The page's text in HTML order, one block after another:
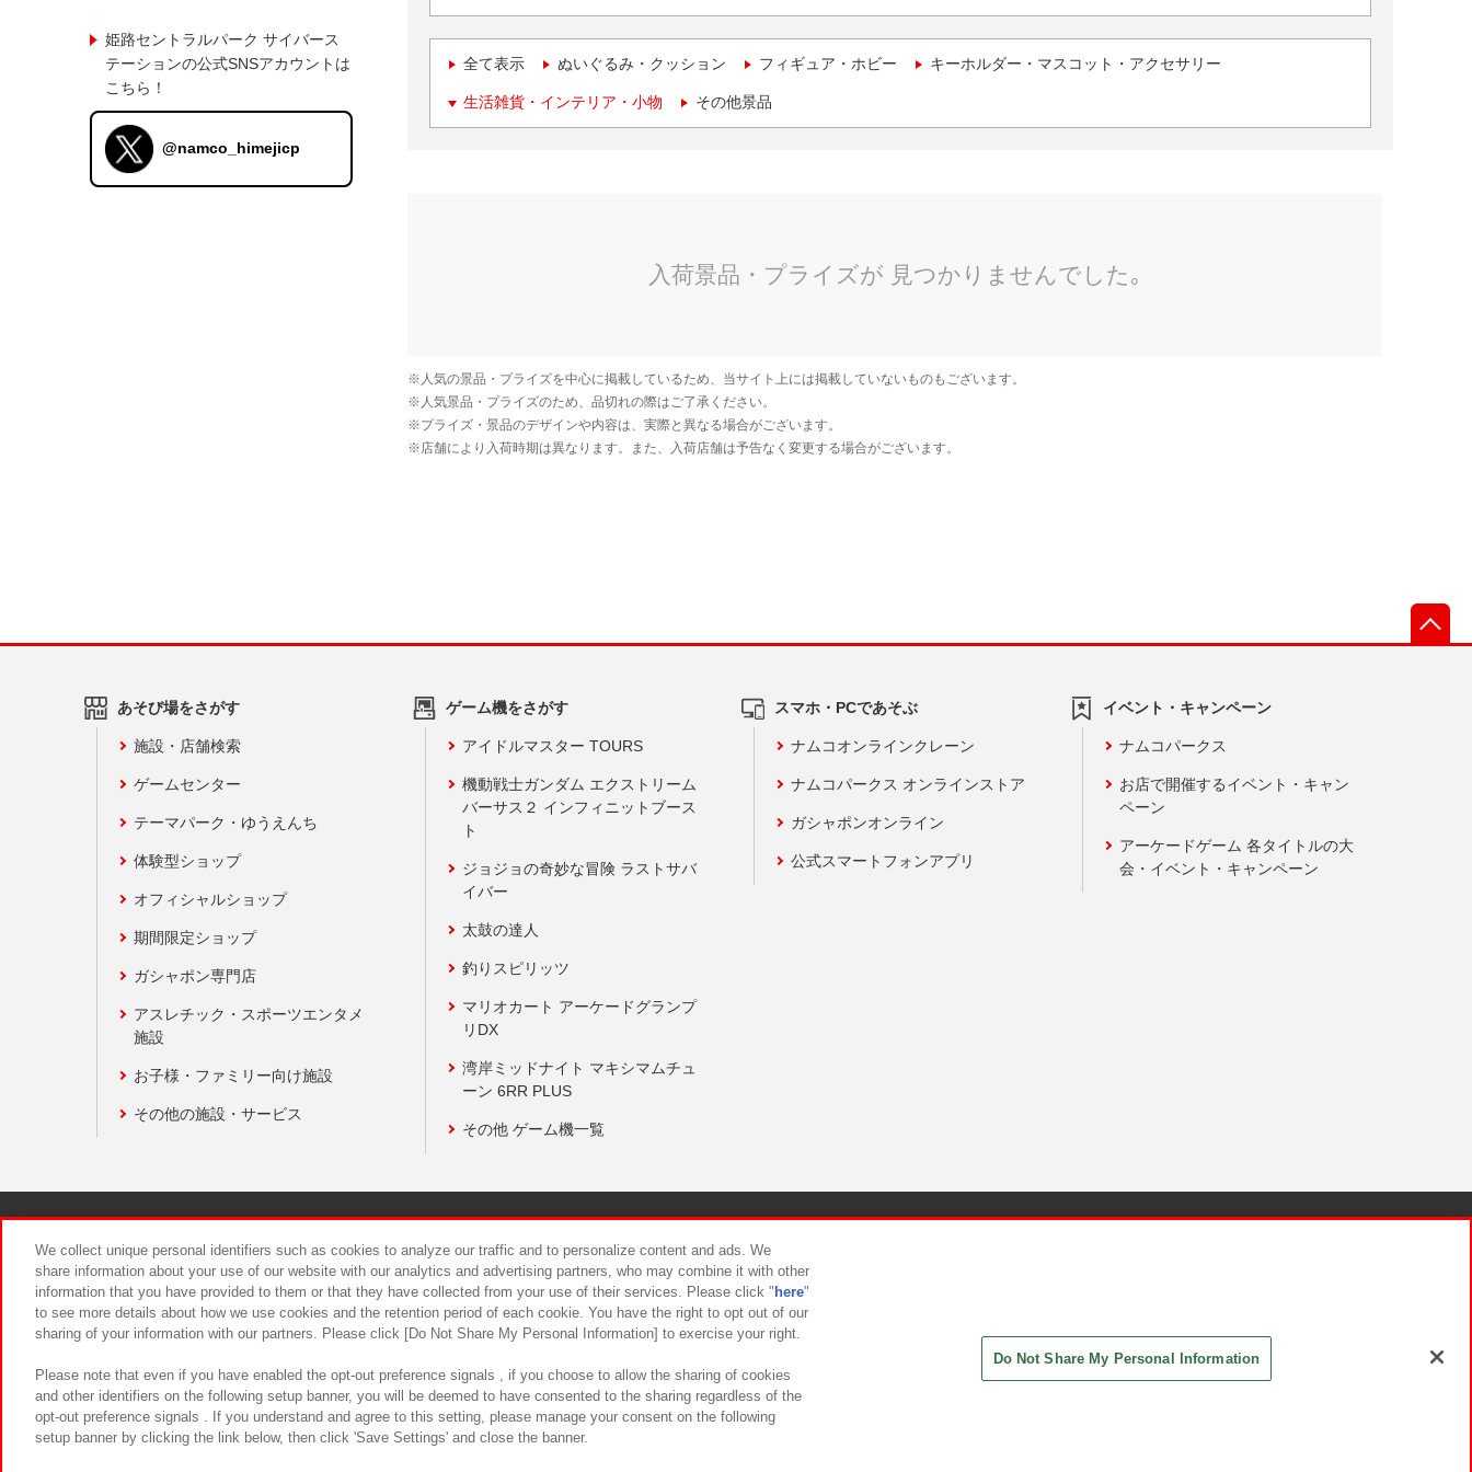
全て表示 ぬいぐるみ・クッション フィギュア・ホビー キーホルダー・マスコット・アクセサリー
生活雑貨・インテリア・小物 その他景品
姫路セントラルパーク サイバース
テーションの公式SNSアカウントは
こちら！
@namco_himejicp
あそび場をさがす
施設・店舗検索
ゲームセンター
テーマパーク・ゆうえんち
体験型ショップ
オフィシャルショップ
期間限定ショップ
ガシャポン専門店
アスレチック・スポーツエンタメ
施設
お子様・ファミリー向け施設
その他の施設・サービス
ゲーム機をさがす
アイドルマスター TOURS
機動戦士ガンダム エクストリーム
バーサス２ インフィニットブース
ト
ジョジョの奇妙な冒険 ラストサバ
イバー
太鼓の達人
釣りスピリッツ
マリオカート アーケードグランプ
リDX
湾岸ミッドナイト マキシマムチュ
ーン 6RR PLUS
その他 ゲーム機一覧
スマホ・PCであそぶ
ナムコオンラインクレーン
ナムコパークス オンラインストア
ガシャポンオンライン
公式スマートフォンアプリ
イベント・キャンペーン
ナムコパークス
お店で開催するイベント・キャン
ペーン
アーケードゲーム 各タイトルの大
会・イベント・キャンペーン
食品のご提供について カスタマーハラスメント対応方針
We collect unique personal identifiers such as cookies to analyze our traffic and to personalize content and ads. We
share information about your use of our website with our analytics and advertising partners, who may combine it with other
information that you have provided to them or that they have collected from your use of their services. Please click " here"
to see more details about how we use cookies and the retention period of each cookie. You have the right to opt out of our
sharing of your information with our partners. Please click [Do Not Share My Personal Information] to exercise your right.
Please note that even if you have enabled the opt-out preference signals , if you choose to allow the sharing of cookies
and other identifiers on the following setup banner, you will be deemed to have consented to the sharing regardless of the
opt-out preference signals . If you understand and agree to this setting, please manage your consent on the following
setup banner by clicking the link below, then click 'Save Settings' and close the banner.
Do Not Share My Personal Information